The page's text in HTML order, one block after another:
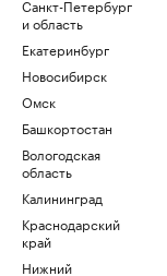
Санкт-Петербург
и область
Екатеринбург
Новосибирск
Омск
Башкортостан
Вологодская
область
Калининград
Краснодарский
край
Нижний